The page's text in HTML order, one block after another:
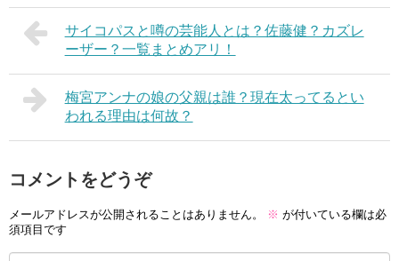
サイコパスと噂の芸能人とは？佐藤健？カズレ
ーザー？一覧まとめアリ！
梅宮アンナの娘の父親は誰？現在太ってるとい
われる理由は何故？
コメントをどうぞ
メールアドレスが公開されることはありません。 ※ が付いている欄は必
須項目です